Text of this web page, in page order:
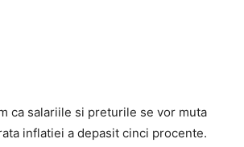
ca salariile si preturile se vor muta
inflatiei a depasit cinci procente.